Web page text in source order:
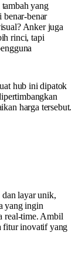
yang
benar-benar
Anker juga
rinci, tapi
hub ini dipatok
harga tersebut.
layar unik,
yang ingin
real-time. Ambil
fitur inovatif yang